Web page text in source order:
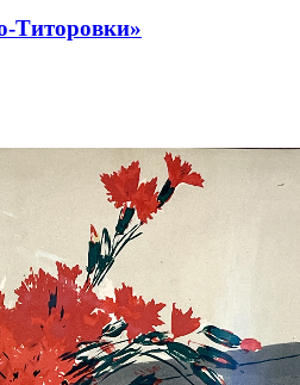
Титоровки»